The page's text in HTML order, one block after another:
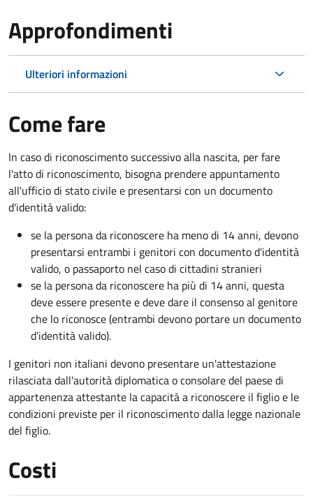
Approfondimenti
Ulteriori informazioni
Come fare
In caso di riconoscimento successivo alla nascita, per fare
l'atto di riconoscimento, bisogna prendere appuntamento
all'ufficio di stato civile e presentarsi con un documento
d'identità valido:
se la persona da riconoscere ha meno di 14 anni, devono
presentarsi entrambi i genitori con documento d'identità
valido, o passaporto nel caso di cittadini stranieri
se la persona da riconoscere ha più di 14 anni, questa
deve essere presente e deve dare il consenso al genitore
che lo riconosce (entrambi devono portare un documento
d'identità valido).
I genitori non italiani devono presentare un'attestazione
rilasciata dall'autorità diplomatica o consolare del paese di
appartenenza attestante la capacità a riconoscere il figlio e le
condizioni previste per il riconoscimento dalla legge nazionale
del figlio.
Costi